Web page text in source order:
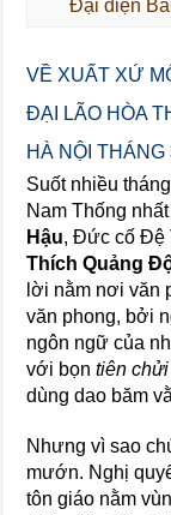
Đại diện
VỀ XUẤT XỨ
ĐẠI LÃO HÒA
HÀ NỘI
Suốt nhiều
Nam Thống
Hậu, Đức cố Đệ
Thích Quảng
lời nằm nơi văn
văn phong, bởi
ngôn ngữ của
với bọntiên
dùng dao băm
Nhưng vì sao
mướn. Nghị
tôn giáo nằm